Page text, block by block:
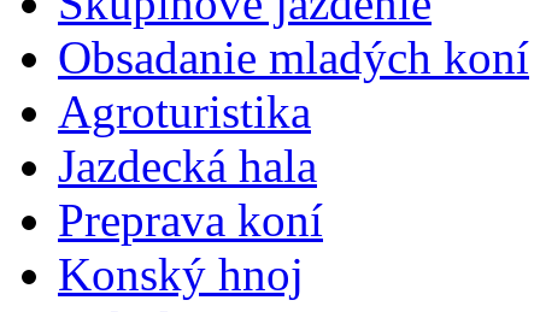
Obsadanie mladých koní
Agroturistika
Jazdecká hala
Preprava koní
Konský hnoj